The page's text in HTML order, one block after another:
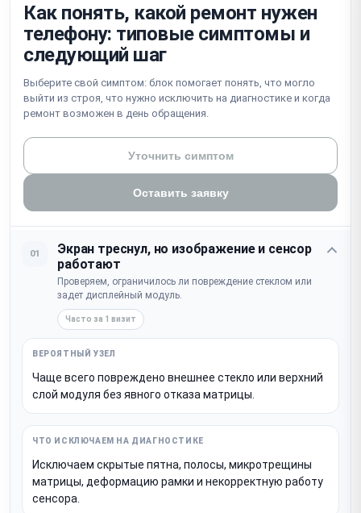
Как понять, какой ремонт нужен
телефону: типовые симптомы и
следующий шаг
Выберите свой симптом: блок помогает понять, что могло
выйти из строя, что нужно исключить на диагностике и когда
ремонт возможен в день обращения.
Уточнить симптом
Оставить заявку
01
Экран треснул, но изображение и сенсор
работают
Проверяем, ограничилось ли повреждение стеклом или
задет дисплейный модуль.
Часто за 1 визит
Чаще всего повреждено внешнее стекло или верхний
слой модуля без явного отказа матрицы.
Исключаем скрытые пятна, полосы, микротрещины
матрицы, деформацию рамки и некорректную работу
сенсора.